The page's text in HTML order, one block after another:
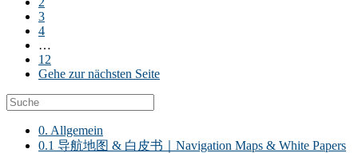
3
4
…
12
Gehe zur nächsten Seite
0. Allgemein
0.1 导航地图 & 白皮书｜Navigation Maps & White Papers